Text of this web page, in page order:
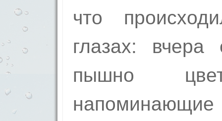
что
глазах:
пышно